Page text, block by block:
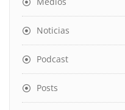
Noticias
Podcast
Posts